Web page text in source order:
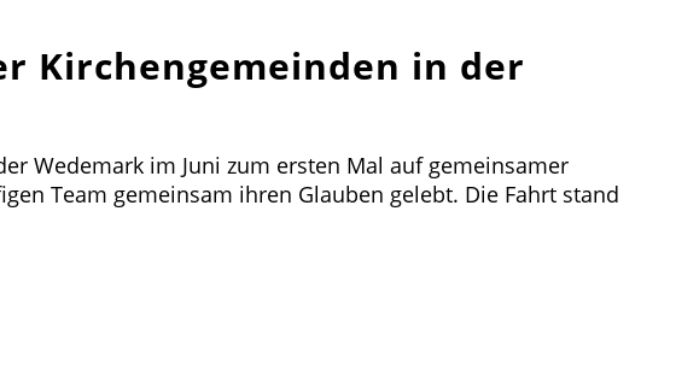
Kirchengemeinden in der
Wedemark im Juni zum ersten Mal auf gemeinsamer
Team gemeinsam ihren Glauben gelebt. Die Fahrt stand